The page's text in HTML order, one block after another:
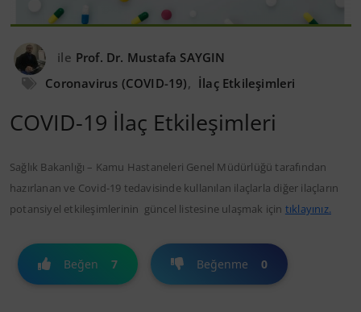
ile Prof. Dr. Mustafa SAYGIN
Coronavirus (COVID-19), İlaç Etkileşimleri
COVID-19 İlaç Etkileşimleri
Sağlık Bakanlığı – Kamu Hastaneleri Genel Müdürlüğü tarafından
hazırlanan ve Covid-19 tedavisinde kullanılan ilaçlarla diğer ilaçların
potansiyel etkileşimlerinin güncel listesine ulaşmak için tıklayınız.
Beğen 7 Beğenme 0